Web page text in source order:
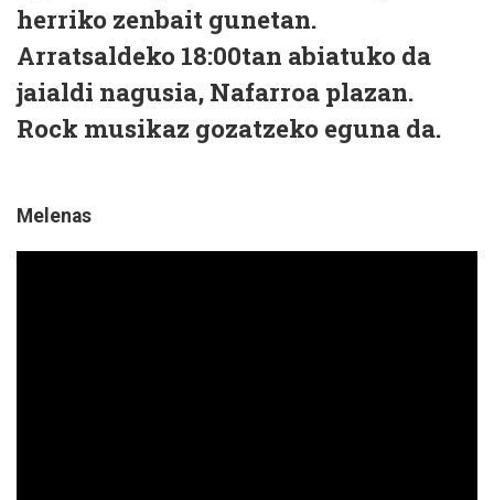
herriko zenbait gunetan.
Arratsaldeko 18:00tan abiatuko da
jaialdi nagusia, Nafarroa plazan.
Rock musikaz gozatzeko eguna da.
Melenas